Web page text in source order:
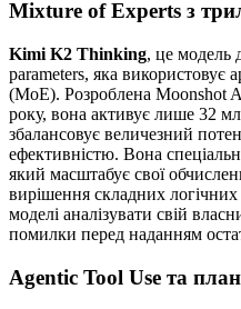
Mixture of Experts з
Kimi K2 Thinking, це модель
parameters, яка використовує
(MoE). Розроблена Moonshot
року, вона активує лише 32
збалансовує величезний
ефективністю. Вона
який масштабує свої
вирішення складних
моделі аналізувати свій
помилки перед наданням
Agentic Tool Use та